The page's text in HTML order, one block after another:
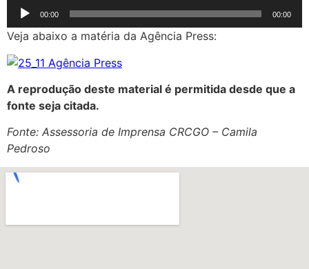
Tocador
de
áudio
00:00 00:00
Veja abaixo a matéria da Agência Press:
A reprodução deste material é permitida desde que a
fonte seja citada.
Fonte: Assessoria de Imprensa CRCGO – Camila
Pedroso